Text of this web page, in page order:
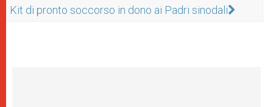
Kit di pronto soccorso in dono ai Padri sinodali